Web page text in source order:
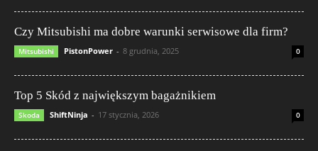
Czy Mitsubishi ma dobre warunki serwisowe dla firm?
Mitsubishi PistonPower - 8 grudnia, 2025 0
Top 5 Skód z największym bagażnikiem
Skoda ShiftNinja - 17 stycznia, 2026 0